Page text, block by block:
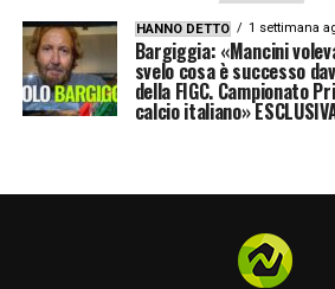
HANNO DETTO 1 settimana
Bargiggia: «Mancini
svelo cosa è successo
della FIGC. Campionato
calcio italiano»